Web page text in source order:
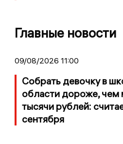
Главные новости
09/08/2026 11:00
Собрать девочку в
области дороже, чем
тысячи рублей:
сентября